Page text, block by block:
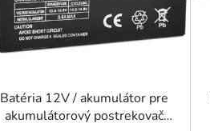
Batéria 12V / akumulátor pre
akumulátorový postrekovač